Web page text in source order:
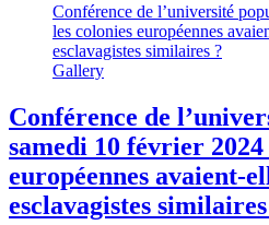
Conférence de l’université
les colonies européennes
esclavagistes similaires ?
Gallery
Conférence de
samedi 10 février
européennes avaient-
esclavagistes